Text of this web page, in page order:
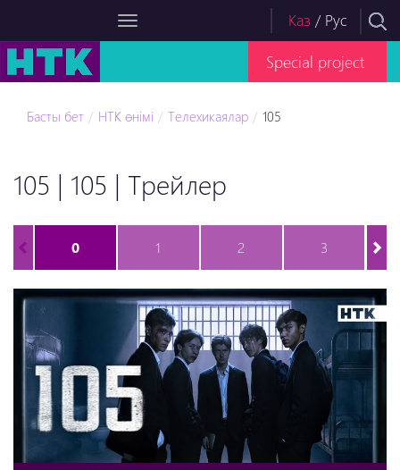
Каз / Рус
Special project
Басты бет НТК өнімі Телехикаялар 105
105 | 105 | Трейлер
0 1 2 3